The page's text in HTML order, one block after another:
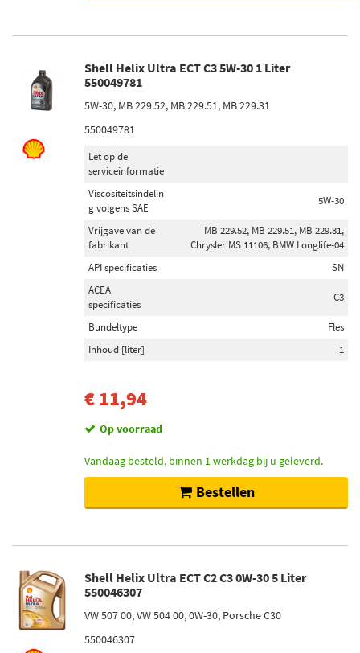
Shell Helix Ultra ECT C3 5W-30 1 Liter
550049781
5W-30, MB 229.52, MB 229.51, MB 229.31
550049781
Let op de
serviceinformatie
Viscositeitsindelin
g volgens SAE
5W-30
Vrijgave van de
fabrikant
MB 229.52, MB 229.51, MB 229.31,
Chrysler MS 11106, BMW Longlife-04
API specificaties
SN
ACEA
specificaties
C3
Bundeltype
Fles
Inhoud [liter]
1
€ 11,94
Op voorraad
Vandaag besteld, binnen 1 werkdag bij u geleverd.
Bestellen
Shell Helix Ultra ECT C2 C3 0W-30 5 Liter
550046307
VW 507 00, VW 504 00, 0W-30, Porsche C30
550046307